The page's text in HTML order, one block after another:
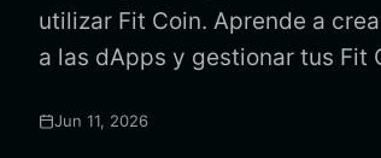
utilizar Fit Coin. Aprende a
a las dApps y gestionar tus Fit
Jun 11, 2026